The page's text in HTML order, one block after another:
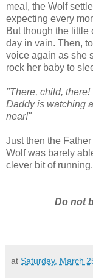
meal, the Wolf
expecting every
But though the little
day in vain. Then,
voice again as she
rock her baby to
"There, child,
Daddy is watching
near!"
Just then the
Wolf was barely
clever bit of running.
Do not
at Saturday, March